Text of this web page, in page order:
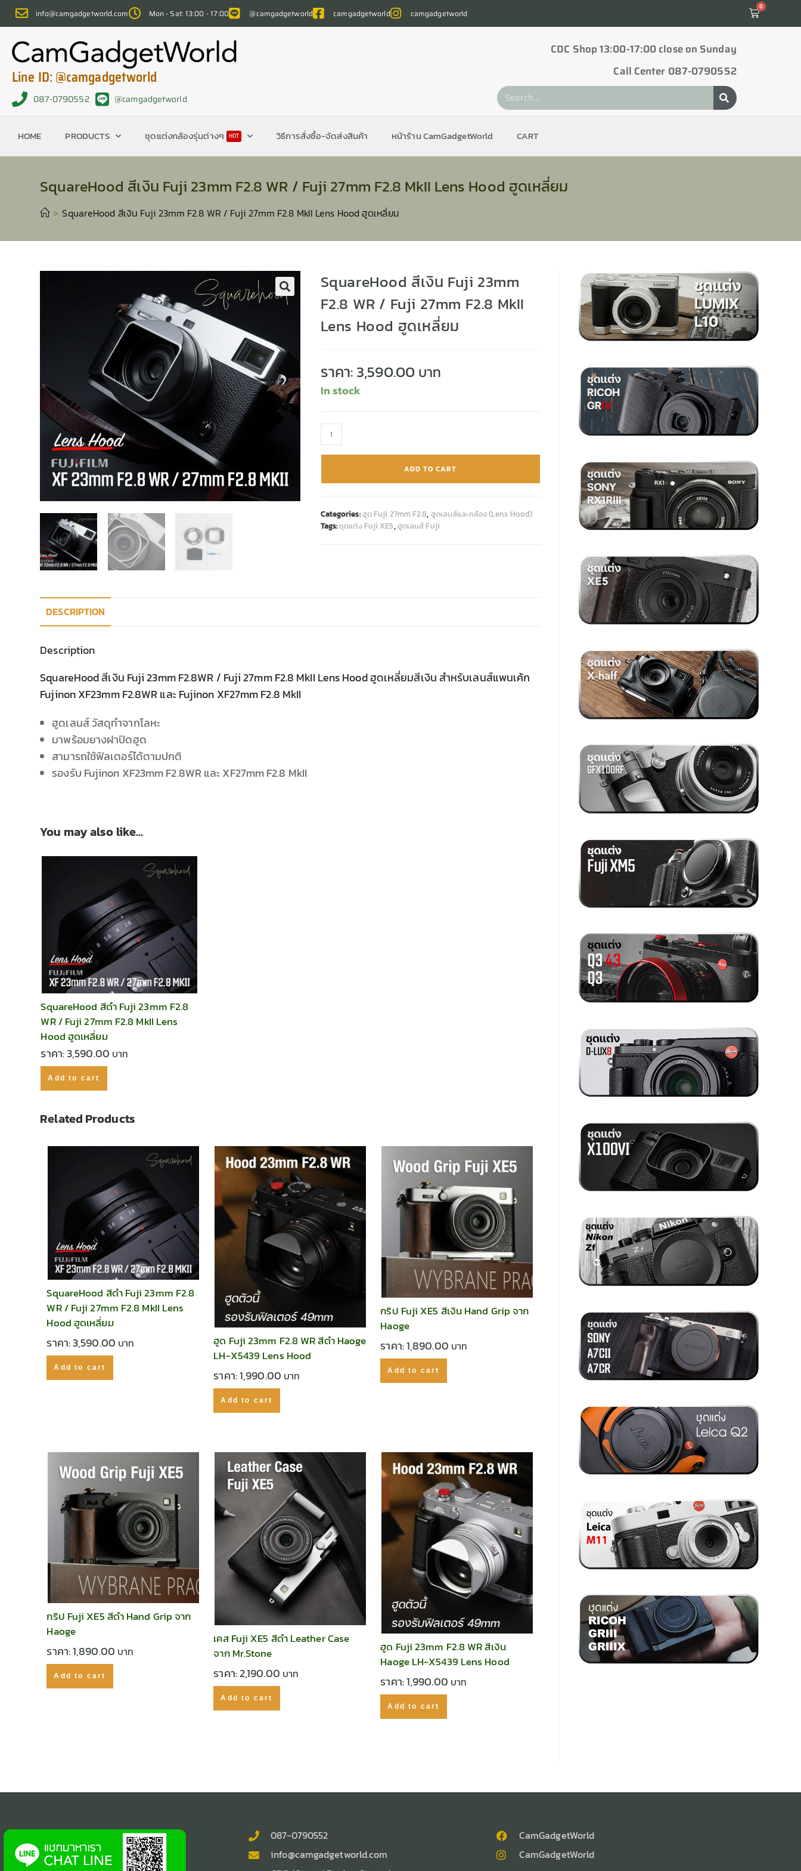
info@camgadgetworld.com Mon - Sat: 13:00 - 17:00 @camgadgetworld camgadgetworld camgadgetworld
0
Line ID: @camgadgetworld
087-0790552 @camgadgetworld
CDC Shop 13:00-17:00 close on Sunday
Call Center 087-0790552
HOME PRODUCTS ชุดแต่งกล้องรุ่นต่างๆ HOT วิธีการสั่งซื้อ-จัดส่งสินค้า หน้าร้าน CamGadgetWorld CART
SquareHood สีเงิน Fuji 23mm F2.8 WR / Fuji 27mm F2.8 MkII Lens Hood ฮูดเหลี่ยม
> SquareHood สีเงิน Fuji 23mm F2.8 WR / Fuji 27mm F2.8 MkII Lens Hood ฮูดเหลี่ยม
🔍
SquareHood สีเงิน Fuji 23mm
F2.8 WR / Fuji 27mm F2.8 MkII
Lens Hood ฮูดเหลี่ยม
ราคา:3,590.00
In stock
ADD TO CART
Categories:ฮูด Fuji 27mm F2.8, ฮูดเลนส์และกล้อง (Lens Hood)
Tags:ชุดแต่ง Fuji XE5,ฮูดเลนส์ Fuji
DESCRIPTION
Description
SquareHood สีเงิน Fuji 23mm F2.8WR / Fuji 27mm F2.8 MkII Lens Hood ฮูดเหลี่ยมสีเงิน สำหรับเลนส์แพนเค้ก
Fujinon XF23mm F2.8WR และ Fujinon XF27mm F2.8 MkII
ฮูดเลนส์ วัสดุทำจากโลหะ
มาพร้อมยางฝาปิดฮูด
สามารถใช้ฟิลเตอร์ได้ตามปกติ
รองรับ Fujinon XF23mm F2.8WR และ XF27mm F2.8 MkII
You may also like…
SquareHood สีดำ Fuji 23mm F2.8
WR / Fuji 27mm F2.8 MkII Lens
Hood ฮูดเหลี่ยม
ราคา:3,590.00
Add to cart
Related Products
SquareHood สีดำ Fuji 23mm F2.8
WR / Fuji 27mm F2.8 MkII Lens
Hood ฮูดเหลี่ยม
ราคา:3,590.00
Add to cart
ฮูด Fuji 23mm F2.8 WR สีดำ Haoge
LH-X5439 Lens Hood
ราคา:1,990.00
Add to cart
กริป Fuji XE5 สีเงิน Hand Grip จาก
Haoge
ราคา:1,890.00
Add to cart
กริป Fuji XE5 สีดำ Hand Grip จาก
Haoge
ราคา:1,890.00
Add to cart
เคส Fuji XE5 สีดำ Leather Case
จาก Mr.Stone
ราคา:2,190.00
Add to cart
ฮูด Fuji 23mm F2.8 WR สีเงิน
Haoge LH-X5439 Lens Hood
ราคา:1,990.00
Add to cart
087-0790552
info@camgadgetworld.com
CamGadgetWorld
CamGadgetWorld